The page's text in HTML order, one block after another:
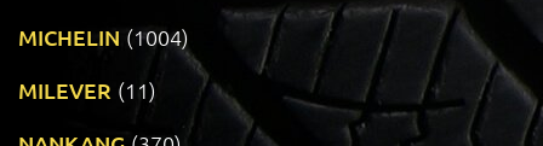
MICHELIN (1004)
MILEVER (11)